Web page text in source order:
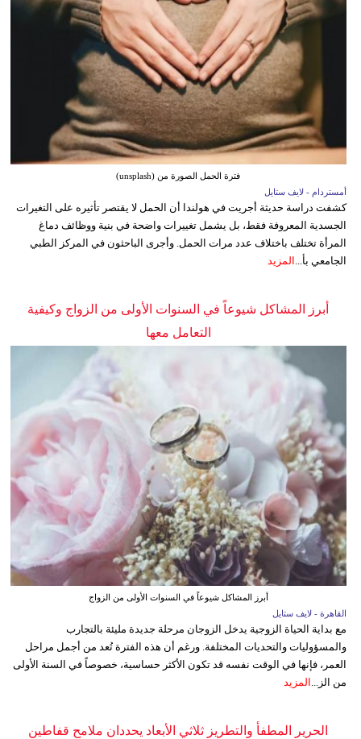
فترة الحمل الصورة من (unsplash)
أمستردام - لايف ستايل
كشفت دراسة حديثة أجريت في هولندا أن الحمل لا يقتصر تأثيره على التغيرات
الجسدية المعروفة فقط، بل يشمل تغييرات واضحة في بنية ووظائف دماغ
المرأة تختلف باختلاف عدد مرات الحمل. وأجرى الباحثون في المركز الطبي
الجامعي بأ... المزيد
أبرز المشاكل شيوعاً في السنوات الأولى من الزواج وكيفية
التعامل معها
أبرز المشاكل شيوعاً في السنوات الأولى من الزواج
القاهرة - لايف ستايل
مع بداية الحياة الزوجية يدخل الزوجان مرحلة جديدة مليئة بالتجارب
والمسؤوليات والتحديات المختلفة. ورغم أن هذه الفترة تُعد من أجمل مراحل
العمر، فإنها في الوقت نفسه قد تكون الأكثر حساسية، خصوصاً في السنة الأولى
من الز...
المزيد
الحرير المطفأ والتطريز ثلاثي الأبعاد يحددان ملامح قفاطين